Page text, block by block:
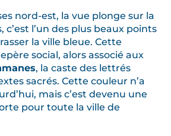
nord-est, la vue plonge sur la
c’est l’un des plus beaux points
la ville bleue. Cette
social, alors associé aux
, la caste des lettrés
sacrés. Cette couleur n’a
mais c’est devenu une
pour toute la ville de